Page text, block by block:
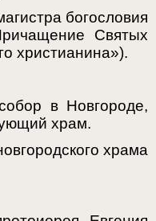
богословия
Святых
христианина»).
в Новгороде,
храм.
храма